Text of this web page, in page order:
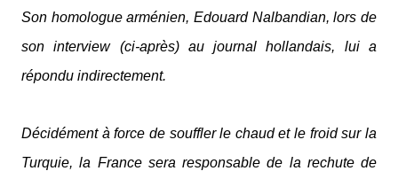
Son homologue arménien, Edouard Nalbandian, lors de
son interview (ci-après) au journal hollandais, lui a
répondu indirectement.
Décidément à force de souffler le chaud et le froid sur la
Turquie, la France sera responsable de la rechute de